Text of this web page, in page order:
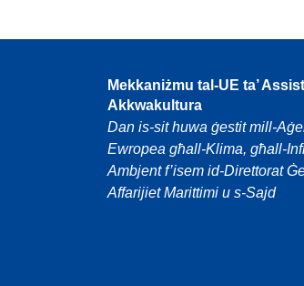
Mekkaniżmu tal-UE ta’
Akkwakultura
Dan is-sit huwa ġestit mill-
Ewropea għall-Klima, għall-
Ambjent f’isem id-Direttorat
Affarijiet Marittimi u s-Sajd